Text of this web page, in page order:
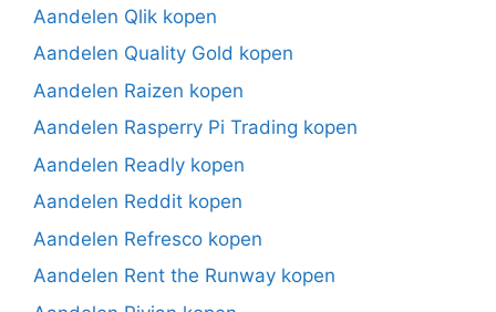
Aandelen Qlik kopen
Aandelen Quality Gold kopen
Aandelen Raizen kopen
Aandelen Rasperry Pi Trading kopen
Aandelen Readly kopen
Aandelen Reddit kopen
Aandelen Refresco kopen
Aandelen Rent the Runway kopen